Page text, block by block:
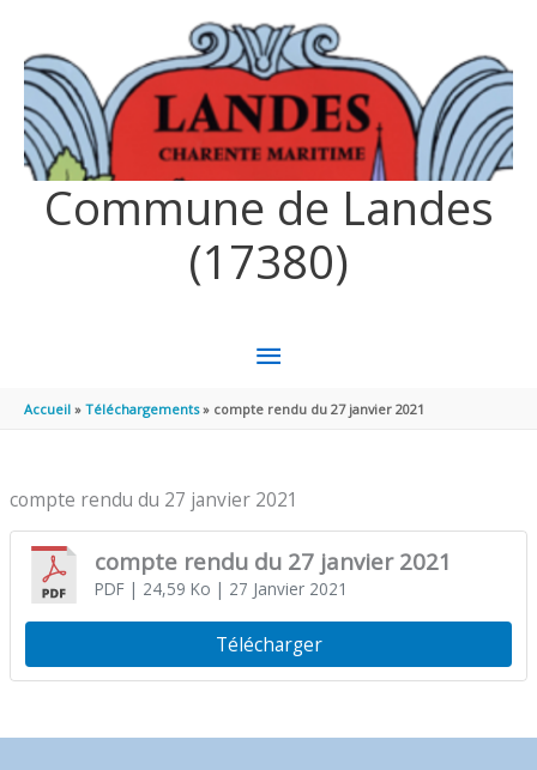
Commune de Landes
(17380)
MENU
PRINCIPAL
Accueil Téléchargements compte rendu du 27 janvier 2021
compte rendu du 27 janvier 2021
compte rendu du 27 janvier 2021
PDF| 24,59 Ko | 27 Janvier 2021
Télécharger